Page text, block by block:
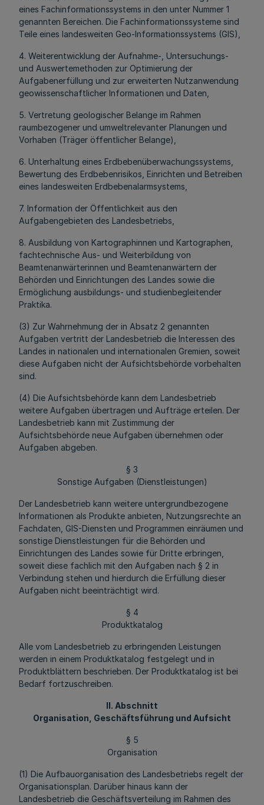
eines Fachinformationssystems in den unter Nummer 1
genannten Bereichen. Die Fachinformationssysteme sind
Teile eines landesweiten Geo-Informationssystems (GIS),
4. Weiterentwicklung der Aufnahme-, Untersuchungs-
und Auswertemethoden zur Optimierung der
Aufgabenerfüllung und zur erweiterten Nutzanwendung
geowissenschaftlicher Informationen und Daten,
5. Vertretung geologischer Belange im Rahmen
raumbezogener und umweltrelevanter Planungen und
Vorhaben (Träger öffentlicher Belange),
6. Unterhaltung eines Erdbebenüberwachungssystems,
Bewertung des Erdbebenrisikos, Einrichten und Betreiben
eines landesweiten Erdbebenalarmsystems,
7. Information der Öffentlichkeit aus den
Aufgabengebieten des Landesbetriebs,
8. Ausbildung von Kartographinnen und Kartographen,
fachtechnische Aus- und Weiterbildung von
Beamtenanwärterinnen und Beamtenanwärtern der
Behörden und Einrichtungen des Landes sowie die
Ermöglichung ausbildungs- und studienbegleitender
Praktika.
(3) Zur Wahrnehmung der in Absatz 2 genannten
Aufgaben vertritt der Landesbetrieb die Interessen des
Landes in nationalen und internationalen Gremien, soweit
diese Aufgaben nicht der Aufsichtsbehörde vorbehalten
sind.
(4) Die Aufsichtsbehörde kann dem Landesbetrieb
weitere Aufgaben übertragen und Aufträge erteilen. Der
Landesbetrieb kann mit Zustimmung der
Aufsichtsbehörde neue Aufgaben übernehmen oder
Aufgaben abgeben.
§ 3
Sonstige Aufgaben (Dienstleistungen)
Der Landesbetrieb kann weitere untergrundbezogene
Informationen als Produkte anbieten, Nutzungsrechte an
Fachdaten, GIS-Diensten und Programmen einräumen und
sonstige Dienstleistungen für die Behörden und
Einrichtungen des Landes sowie für Dritte erbringen,
soweit diese fachlich mit den Aufgaben nach § 2 in
Verbindung stehen und hierdurch die Erfüllung dieser
Aufgaben nicht beeinträchtigt wird.
§ 4
Produktkatalog
Alle vom Landesbetrieb zu erbringenden Leistungen
werden in einem Produktkatalog festgelegt und in
Produktblättern beschrieben. Der Produktkatalog ist bei
Bedarf fortzuschreiben.
II. Abschnitt
Organisation, Geschäftsführung und Aufsicht
§ 5
Organisation
(1) Die Aufbauorganisation des Landesbetriebs regelt der
Organisationsplan. Darüber hinaus kann der
Landesbetrieb die Geschäftsverteilung im Rahmen des